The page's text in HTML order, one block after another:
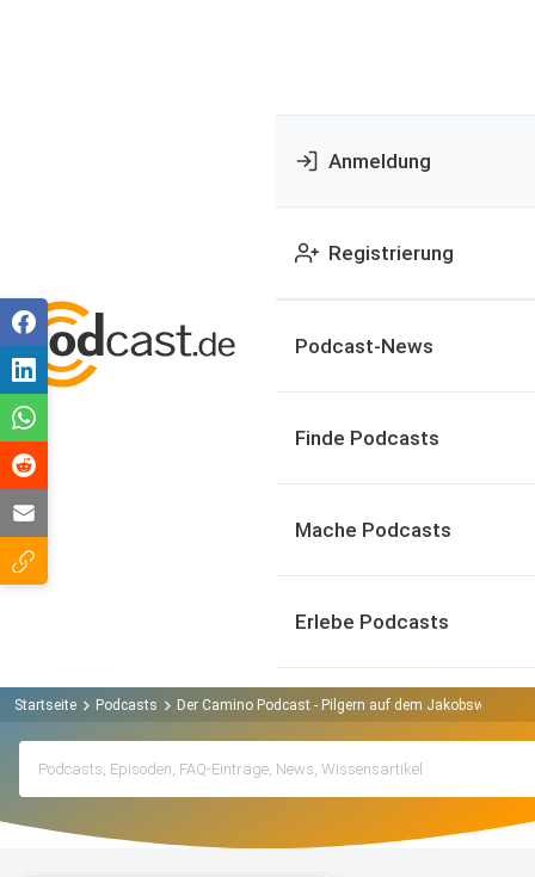
Anmeldung
Registrierung
Podcast-News
Finde Podcasts
Mache Podcasts
Erlebe Podcasts
Startseite Podcasts Der Camino Podcast - Pilgern auf dem Jakobsweg